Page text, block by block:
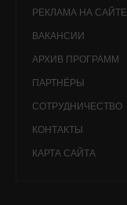
РЕКЛАМА НА САЙТЕ
ВАКАНСИИ
АРХИВ ПРОГРАММ
ПАРТНЁРЫ
СОТРУДНИЧЕСТВО
КОНТАКТЫ
КАРТА САЙТА